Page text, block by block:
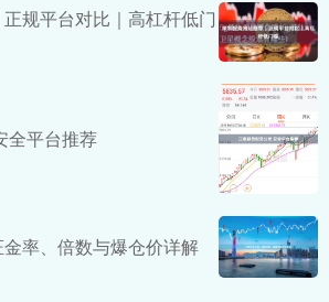
规平台对比｜高杠杆低门
全平台推荐
率、倍数与爆仓价详解